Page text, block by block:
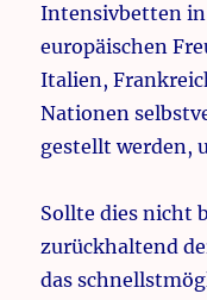
Intensivbetten in
europäischen
Italien,
Nationen
gestellt werden,
Sollte dies nicht
zurückhaltend
das